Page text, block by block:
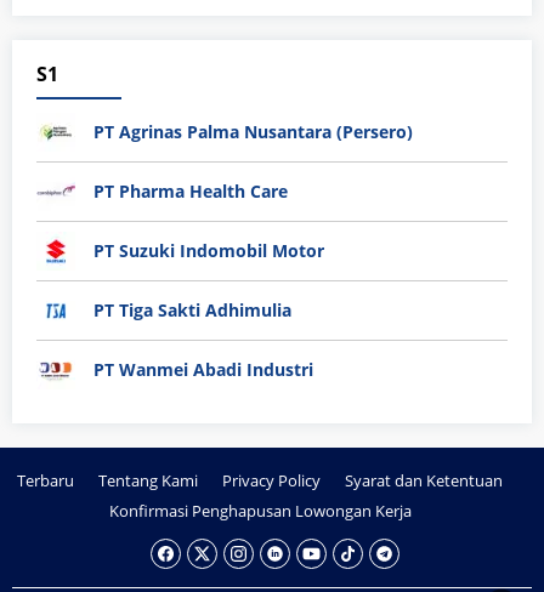
S1
PT Agrinas Palma Nusantara (Persero)
PT Pharma Health Care
PT Suzuki Indomobil Motor
PT Tiga Sakti Adhimulia
PT Wanmei Abadi Industri
Terbaru Tentang Kami Privacy Policy
Syarat dan Ketentuan
Konfirmasi Penghapusan Lowongan Kerja